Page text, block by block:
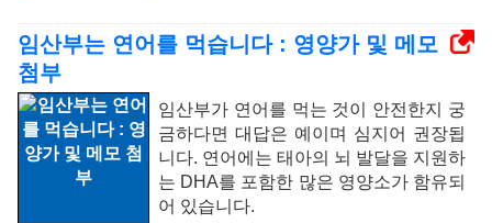
임산부는 연어를 먹습니다 : 영양가 및 메모
첨부
임산부가 연어를 먹는 것이 안전한지 궁
금하다면 대답은 예이며 심지어 권장됩
니다. 연어에는 태아의 뇌 발달을 지원하
는 DHA를 포함한 많은 영양소가 함유되
어 있습니다.